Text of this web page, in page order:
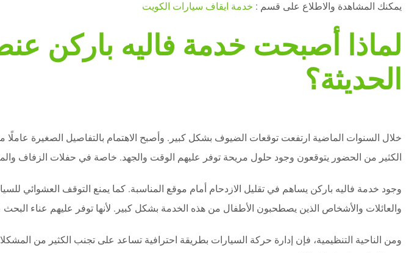
يمكنك المشاهدة والاطلاع على قسم : خدمة ايقاف سيارات الكويت
لماذا أصبحت خدمة فاليه باركن
الحديثة؟
خلال السنوات الماضية ارتفعت توقعات الضيوف بشكل كبير. وأصبح الاهتمام بالتفاصيل الصغيرة
الكثير من الحضور يتوقعون وجود حلول مريحة توفر عليهم الوقت والجهد. خاصة في حفلات الزفاف
وجود خدمة فاليه باركن يساهم في تقليل الازدحام أمام موقع المناسبة. كما يمنع التوقف العشوائي
والعائلات والأشخاص الذين يصطحبون الأطفال من هذه الخدمة بشكل كبير. لأنها توفر عليهم عناء
ومن الناحية التنظيمية، فإن إدارة حركة السيارات بطريقة احترافية تساعد على تجنب الكثير من